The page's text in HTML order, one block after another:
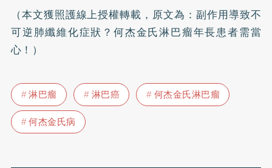
（本文獲照護線上授權轉載，原文為： 副作用導致不
可逆肺纖維化症狀？何杰金氏淋巴瘤年長患者需當
心！ ）
淋巴瘤 淋巴癌
何杰金氏淋巴瘤
何杰金氏病